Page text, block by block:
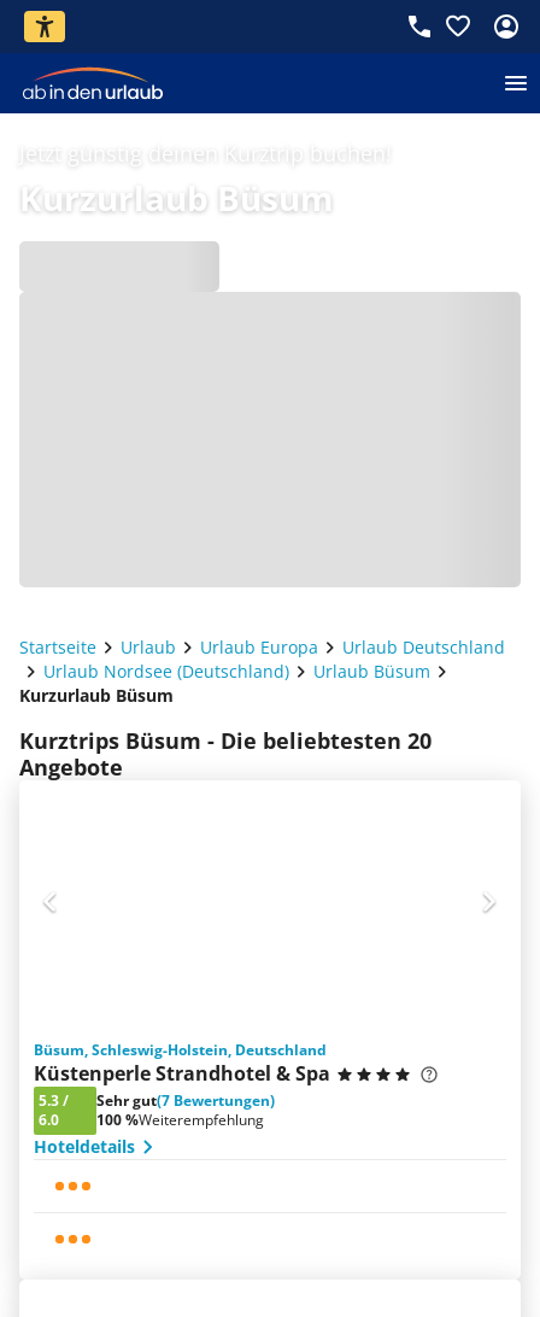
Jetzt günstig deinen Kurztrip buchen!
Kurzurlaub Büsum
Startseite Urlaub Urlaub Europa
Urlaub Deutschland
Urlaub Nordsee (Deutschland)
Urlaub Büsum
Kurzurlaub Büsum
Kurztrips Büsum - Die beliebtesten 20
Angebote
Büsum, Schleswig-Holstein, Deutschland
Küstenperle Strandhotel & Spa
5.3/
6.0
Sehr gut(7 Bewertungen)
100 %Weiterempfehlung
Hoteldetails